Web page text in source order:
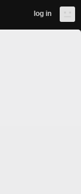
log in